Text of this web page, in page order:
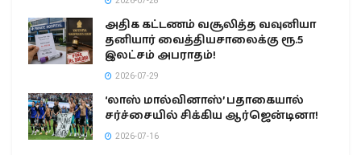
அதிக கட்டணம் வசூலித்த வவுனியா
தனியார் வைத்தியசாலைக்கு ரூ.5
இலட்சம் அபராதம்!
2026-07-29
‘லாஸ் மால்வினாஸ்’ பதாகையால்
சர்ச்சையில் சிக்கிய ஆர்ஜென்டினா!
2026-07-16